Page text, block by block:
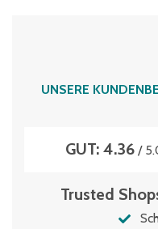
UNSERE
GUT: 4.36/
Trusted